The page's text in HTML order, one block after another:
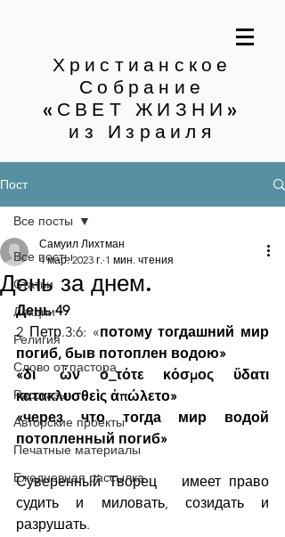
Христианское
Собрание
«СВЕТ ЖИЗНИ»
из Израиля
Пост
Все посты
Статьи
Лекции
Религия
Слово от пастора
Рассказы
Авторские проекты
Печатные материалы
Ежедневная рассылка
Все посты
День за днем.
Самуил Лихтман
4 мар. 2023 г. 1 мин. чтения
День 49
2 Петр.3:6: «потому тогдашний мир
погиб, быв потоплен водою»
«δι΄ ὧν ὁ_τότε κόσμος ὕδατι
κατακλυσθεὶς ἀπώλετο»
«через что тогда мир водой
потопленный погиб»
Суверенный Творец   имеет право
судить и миловать, созидать и
разрушать.